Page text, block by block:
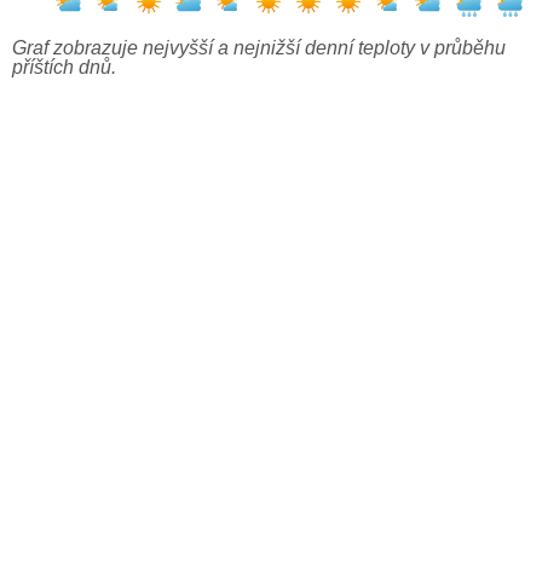
Graf zobrazuje nejvyšší a nejnižší denní teploty v průběhu
příštích dnů.